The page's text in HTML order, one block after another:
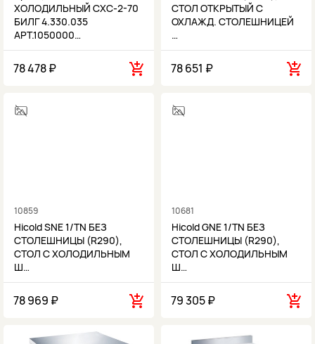
ХОЛОДИЛЬНЫЙ СХС-2-70
БИЛГ 4.330.035
АРТ.1050000…
78 478 ₽
СТОЛ ОТКРЫТЫЙ С
ОХЛАЖД. СТОЛЕШНИЦЕЙ
…
78 651 ₽
10859
Hicold SNE 1/TN БЕЗ
СТОЛЕШНИЦЫ (R290),
СТОЛ С ХОЛОДИЛЬНЫМ
Ш…
78 969 ₽
10681
Hicold GNE 1/TN БЕЗ
СТОЛЕШНИЦЫ (R290),
СТОЛ С ХОЛОДИЛЬНЫМ
Ш…
79 305 ₽